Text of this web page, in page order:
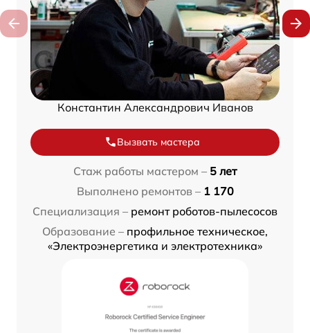
Константин Александрович Иванов
Вызвать мастера
Стаж работы мастером – 5 лет
Выполнено ремонтов – 1 170
Специализация – ремонт роботов-пылесосов
Образование – профильное техническое,
«Электроэнергетика и электротехника»